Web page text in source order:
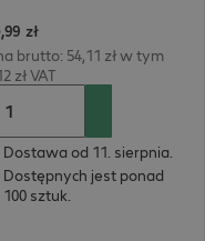
,99 zł
brutto: 54,11 zł w tym
zł VAT
Dostawa od 11. sierpnia.
Dostępnych jest ponad
100 sztuk.